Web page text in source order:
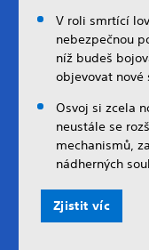
V roli smrtící
nebezpečnou
níž budeš
objevovat nové
Osvoj si zcela
neustále se
mechanismů,
nádherných
Zjistit víc